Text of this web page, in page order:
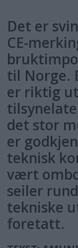
Det er
CE-
til Norge.
er riktig
det stor
er
teknisk
vært
seiler
tekniske
foretatt.